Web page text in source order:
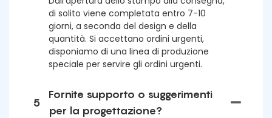
di solito viene completata entro 7-10
giorni, a seconda del design e della
quantità. Si accettano ordini urgenti,
disponiamo di una linea di produzione
speciale per servire gli ordini urgenti.
5
Fornite supporto o suggerimenti
per la progettazione?